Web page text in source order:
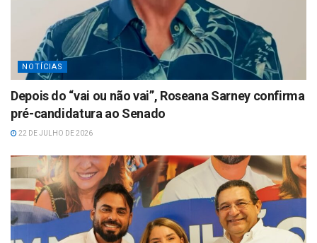
NOTÍCIAS
Depois do “vai ou não vai”, Roseana Sarney confirma
pré-candidatura ao Senado
22 DE JULHO DE 2026